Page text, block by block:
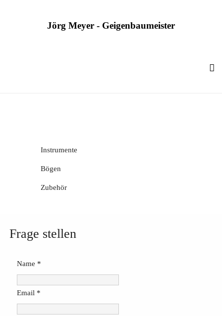
Jörg Meyer - Geigenbaumeister
Instrumente
Bögen
Zubehör
Frage stellen
Name *
Email *